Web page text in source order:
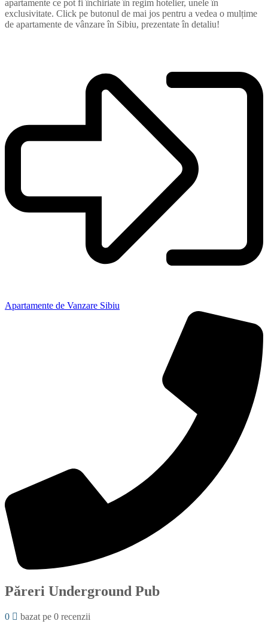
apartamente ce pot fi închiriate în regim hotelier, unele în
exclusivitate. Click pe butonul de mai jos pentru a vedea o mulțime
de apartamente de vânzare în Sibiu, prezentate în detaliu!
Apartamente de Vanzare Sibiu
Păreri Underground Pub
0
bazat pe 0 recenzii